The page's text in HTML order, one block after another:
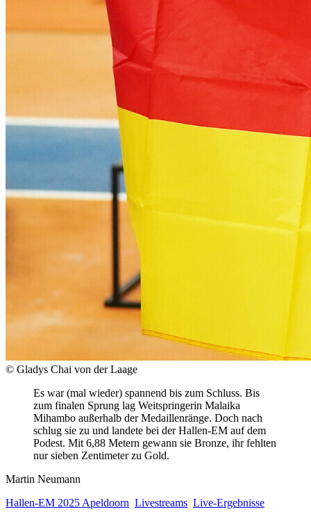
© Gladys Chai von der Laage
Es war (mal wieder) spannend bis zum Schluss. Bis
zum finalen Sprung lag Weitspringerin Malaika
Mihambo außerhalb der Medaillenränge. Doch nach
schlug sie zu und landete bei der Hallen-EM auf dem
Podest. Mit 6,88 Metern gewann sie Bronze, ihr fehlten
nur sieben Zentimeter zu Gold.
Martin Neumann
Hallen-EM 2025 Apeldoorn Livestreams Live-Ergebnisse